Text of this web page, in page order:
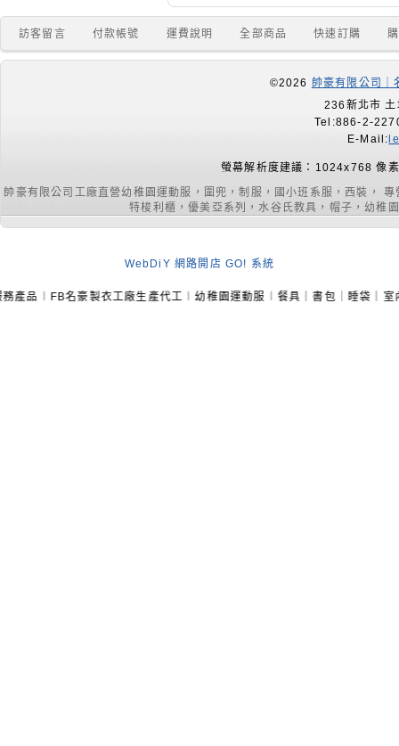
訪客留言 付款帳號 運費說明 全部商品 快速訂購
©2026 帥豪有限公司
236新北市
Tel:886-2-
E-Mail:
螢幕解析度建議：1024x768 像
帥豪有限公司工廠直營幼稚園運動服，圍兜，制服，國小班系服，西裝，
特梭利櫃，優美亞系列，水谷氏教具，帽子，幼
WebDiY 網路開店 GO! 系統
名豪製衣工廠生產代工︱幼稚園運動服︱餐具｜書包｜睡袋｜室內鞋｜